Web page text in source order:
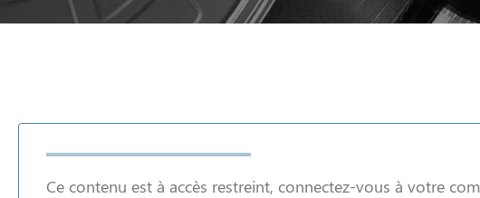
Ce contenu est à accès restreint, connectez-vous à votre